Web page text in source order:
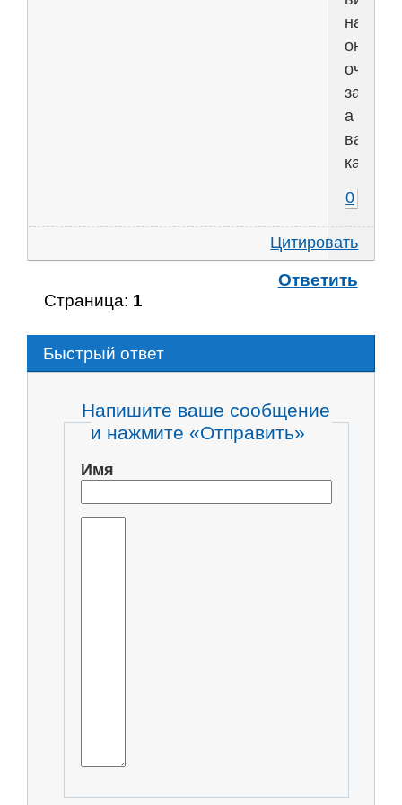
народу
он
очень
зашел,
а
вам
как
0
Цитировать
Ответить
Страница: 1
Быстрый ответ
Напишите ваше сообщение
и нажмите «Отправить»
Имя